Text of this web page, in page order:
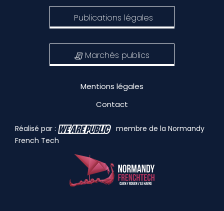
Publications légales
Marchés publics
Mentions légales
Contact
Réalisé par :
membre de la Normandy
French Tech